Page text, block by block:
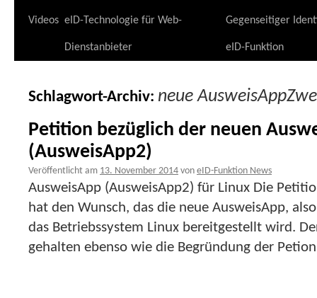
springen
Videos eID-Technologie für Web-
Dienstanbieter
Gegenseitiger
eID-Funktion
Schlagwort-Archiv: neue
Petition bezüglich der neuen
(AusweisApp2)
Veröffentlicht am 13. November 2014 von eID-Funktion News
AusweisApp (AusweisApp2) für Linux Die
hat den Wunsch, das die neue AusweisApp,
das Betriebssystem Linux bereitgestellt wird.
gehalten ebenso wie die Begründung der